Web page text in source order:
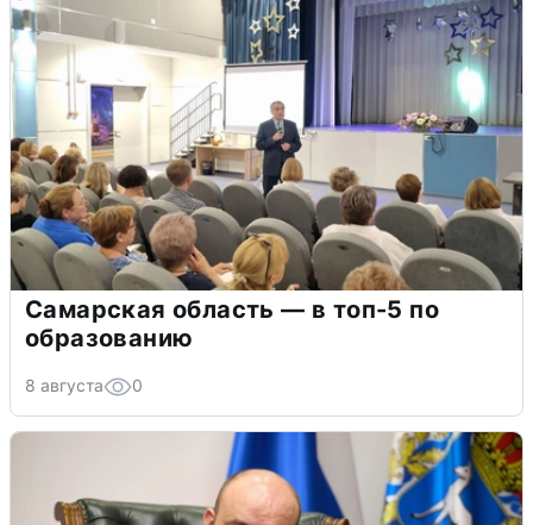
Самарская область — в топ-5 по
образованию
8 августа 0